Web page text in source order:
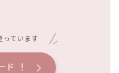
っています
ド ！